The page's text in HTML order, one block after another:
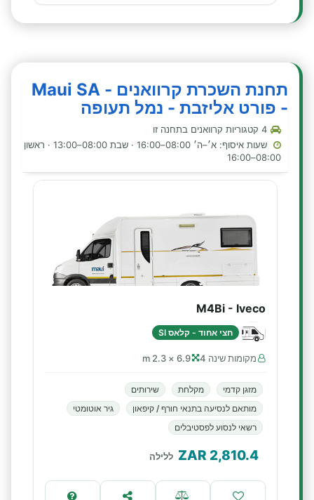
תחנת השכרת קרוואנים - Maui SA
- פורט אליזבת - נמל תעופה
שעות איסוף: א׳–ה׳ 08:00–16:00 · שבת 08:00–13:00 · ראשון
08:00–16:00
M4Bi - Iveco
חצי אחוד - קלאס SI
מקומות שינה 4 6.9 × 2.3 m
מזגן קדמי מקלחת
שירותים
מותאם לנסיעה בתנאי חורף / קיפאון
גיר אוטומטי
רשאי לנסוע לפסטיבלים
2,810.4
ZAR ללילה